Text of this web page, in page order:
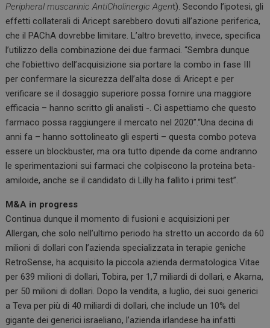
Peripheral muscarinic AntiCholinergic Agent). Secondo l’ipotesi, gli
effetti collaterali di Aricept sarebbero dovuti all’azione periferica,
che il PAChA dovrebbe limitare. L’altro brevetto, invece, specifica
l’utilizzo della combinazione dei due farmaci. “Sembra dunque
che l’obiettivo dell’acquisizione sia portare la combo in fase III
per confermare la sicurezza dell’alta dose di Aricept e per
verificare se il dosaggio superiore possa fornire una maggiore
efficacia – hanno scritto gli analisti -. Ci aspettiamo che questo
farmaco possa raggiungere il mercato nel 2020”.“Una decina di
anni fa – hanno sottolineato gli esperti – questa combo poteva
essere un blockbuster, ma ora tutto dipende da come andranno
le sperimentazioni sui farmaci che colpiscono la proteina beta-
amiloide, anche se il candidato di Lilly ha fallito i primi test”.
M&A in progress
Continua dunque il momento di fusioni e acquisizioni per
Allergan, che solo nell’ultimo periodo ha stretto un accordo da 60
milioni di dollari con l’azienda specializzata in terapie geniche
RetroSense, ha acquisito la piccola azienda dermatologica Vitae
per 639 milioni di dollari, Tobira, per 1,7 miliardi di dollari, e Akarna,
per 50 milioni di dollari. Dopo la vendita, a luglio, dei suoi generici
a Teva per più di 40 miliardi di dollari, che include un 10% del
gigante dei generici israeliano, l’azienda irlandese ha infatti